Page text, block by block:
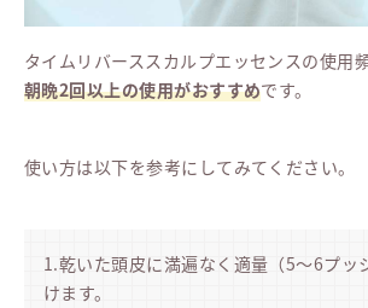
タイムリバーススカルプエッセンスの使用
朝晩2回以上の使用がおすすめです。
使い方は以下を参考にしてみてください。
1.乾いた頭皮に満遍なく適量（5〜6プッ
けます。